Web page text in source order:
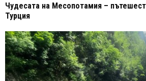
Чудесата на Месопотамия –
Турция